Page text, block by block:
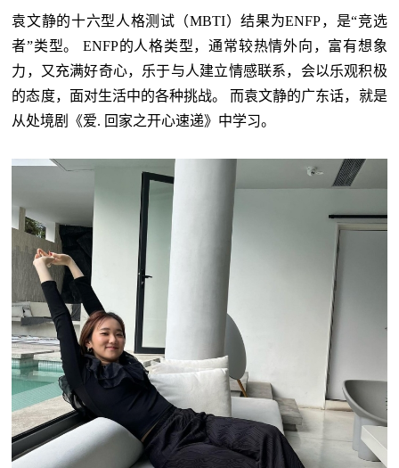
袁文静的十六型人格测试（MBTI）结果为ENFP，是“竞选
者”类型。 ENFP的人格类型，通常较热情外向，富有想象
力，又充满好奇心，乐于与人建立情感联系，会以乐观积极
的态度，面对生活中的各种挑战。 而袁文静的广东话，就是
从处境剧《爱. 回家之开心速递》中学习。